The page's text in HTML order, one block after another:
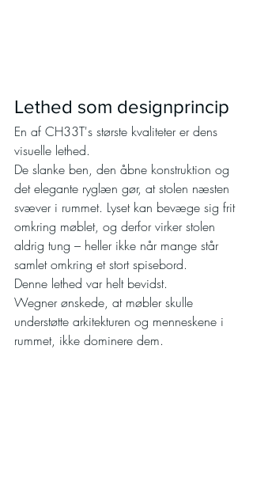
Lethed som designprincip
En af CH33T's største kvaliteter er dens
visuelle lethed.
De slanke ben, den åbne konstruktion og
det elegante ryglæn gør, at stolen næsten
svæver i rummet. Lyset kan bevæge sig frit
omkring møblet, og derfor virker stolen
aldrig tung – heller ikke når mange står
samlet omkring et stort spisebord.
Denne lethed var helt bevidst.
Wegner ønskede, at møbler skulle
understøtte arkitekturen og menneskene i
rummet, ikke dominere dem.